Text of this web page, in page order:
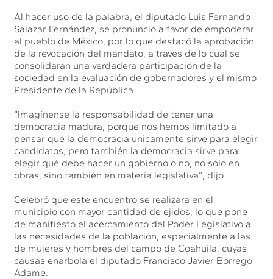
Al hacer uso de la palabra, el diputado Luis Fernando
Salazar Fernández, se pronunció a favor de empoderar
al pueblo de México, por lo que destacó la aprobación
de la revocación del mandato, a través de lo cual se
consolidarán una verdadera participación de la
sociedad en la evaluación de gobernadores y el mismo
Presidente de la República.
“Imagínense la responsabilidad de tener una
democracia madura, porque nos hemos limitado a
pensar que la democracia únicamente sirve para elegir
candidatos, pero también la democracia sirve para
elegir qué debe hacer un gobierno o no, no sólo en
obras, sino también en materia legislativa”, dijo.
Celebró que este encuentro se realizara en el
municipio con mayor cantidad de ejidos, lo que pone
de manifiesto el acercamiento del Poder Legislativo a
las necesidades de la población, especialmente a las
de mujeres y hombres del campo de Coahuila, cuyas
causas enarbola el diputado Francisco Javier Borrego
Adame.